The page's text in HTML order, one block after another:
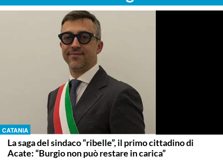
CATANIA
La saga del sindaco “ribelle”, il primo cittadino di
Acate: “Burgio non può restare in carica”